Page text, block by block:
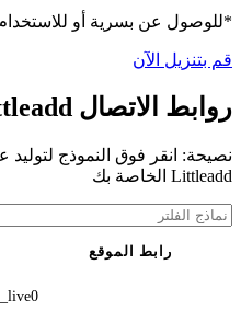
*للوصول عن بسرية أو
قم بتنزيل الآن
روابط الاتصال Littleadd
Littleadd الخاصة بك
رابط الموقع